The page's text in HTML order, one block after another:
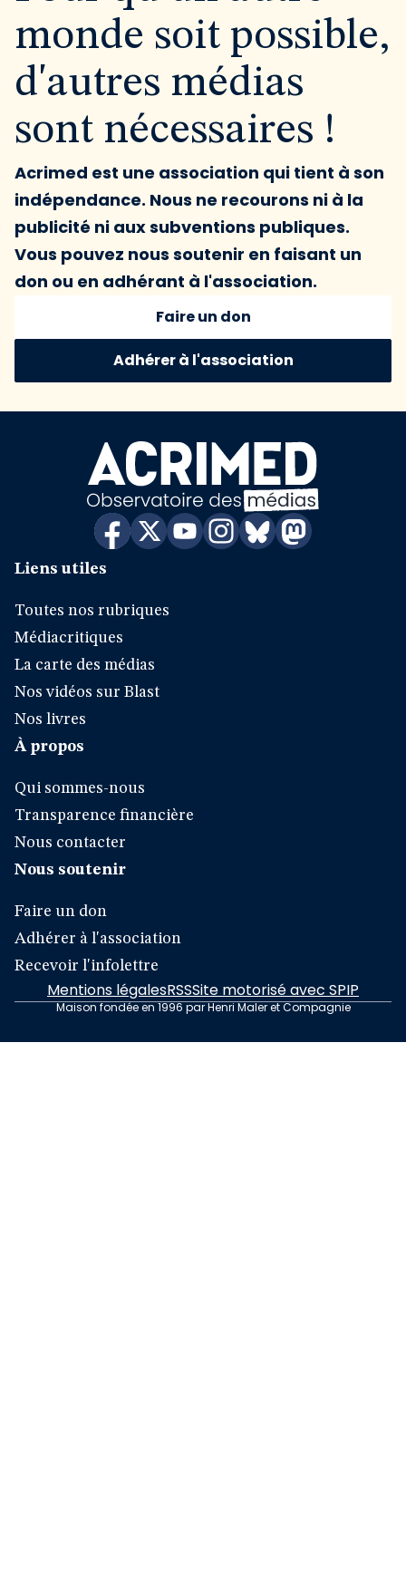
monde soit possible,
d'autres médias
sont nécessaires !
Acrimed est une association qui tient à son
indépendance. Nous ne recourons ni à la
publicité ni aux subventions publiques.
Vous pouvez nous soutenir en faisant un
don ou en adhérant à l'association.
Faire un don
Adhérer à l'association
Liens utiles
Toutes nos rubriques
Médiacritiques
La carte des médias
Nos vidéos sur Blast
Nos livres
À propos
Qui sommes-nous
Transparence financière
Nous contacter
Nous soutenir
Faire un don
Adhérer à l'association
Recevoir l'infolettre
Mentions légalesRSSSite motorisé avec SPIP
Maison fondée en 1996 par Henri Maler et Compagnie